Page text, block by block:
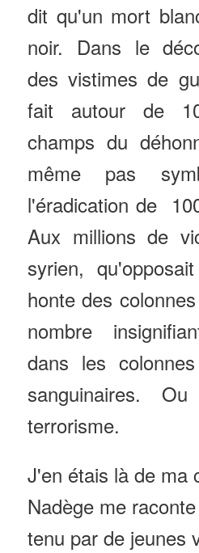
dit qu'un mort
noir. Dans le
des vistimes de
fait autour de
champs du
même pas
l'éradication de
Aux millions de
syrien,
honte des
nombre
dans les
sanguinaires.
terrorisme.
J'en étais là de ma
Nadège me
tenu par de jeunes